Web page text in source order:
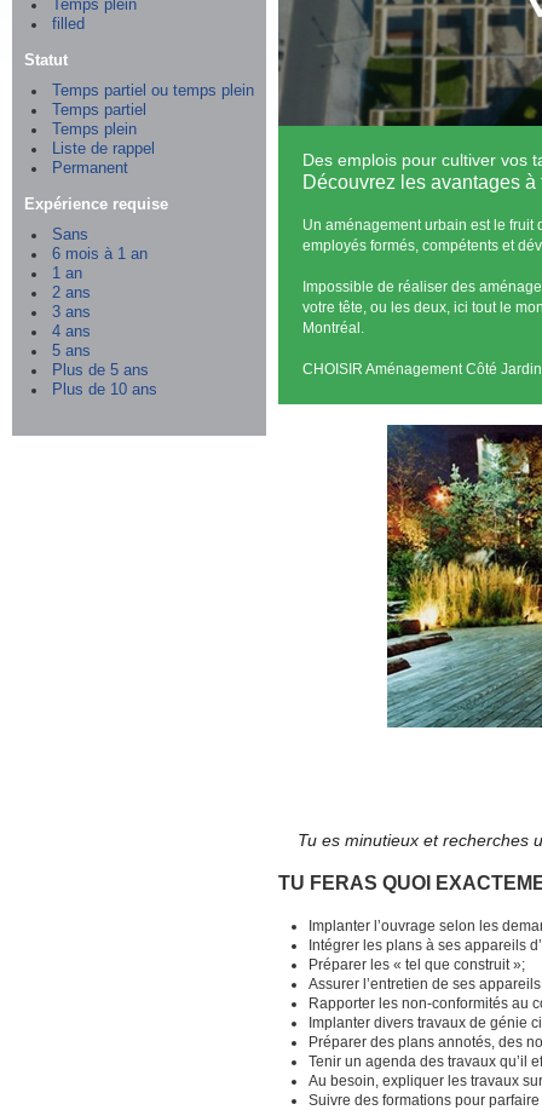
Temps plein
filled
Statut
Temps partiel ou temps plein
Temps partiel
Temps plein
Liste de rappel
Permanent
Expérience requise
Sans
6 mois à 1 an
1 an
2 ans
3 ans
4 ans
5 ans
Plus de 5 ans
Plus de 10 ans
Des emplois pour cultiver vos
Découvrez les avantages
Un aménagement urbain est le
employés formés, compétents et
Impossible de réaliser des
votre tête, ou les deux, ici tout le
Montréal.
CHOISIR Aménagement Côté
Tu es minutieux et recherches
TU FERAS QUOI
Implanter l’ouvrage selon les
Intégrer les plans à ses appareils
Préparer les « tel que construit »;
Assurer l’entretien de ses
Rapporter les non-conformités au
Implanter divers travaux de génie
Préparer des plans annotés, des
Tenir un agenda des travaux qu’il
Au besoin, expliquer les travaux
Suivre des formations pour